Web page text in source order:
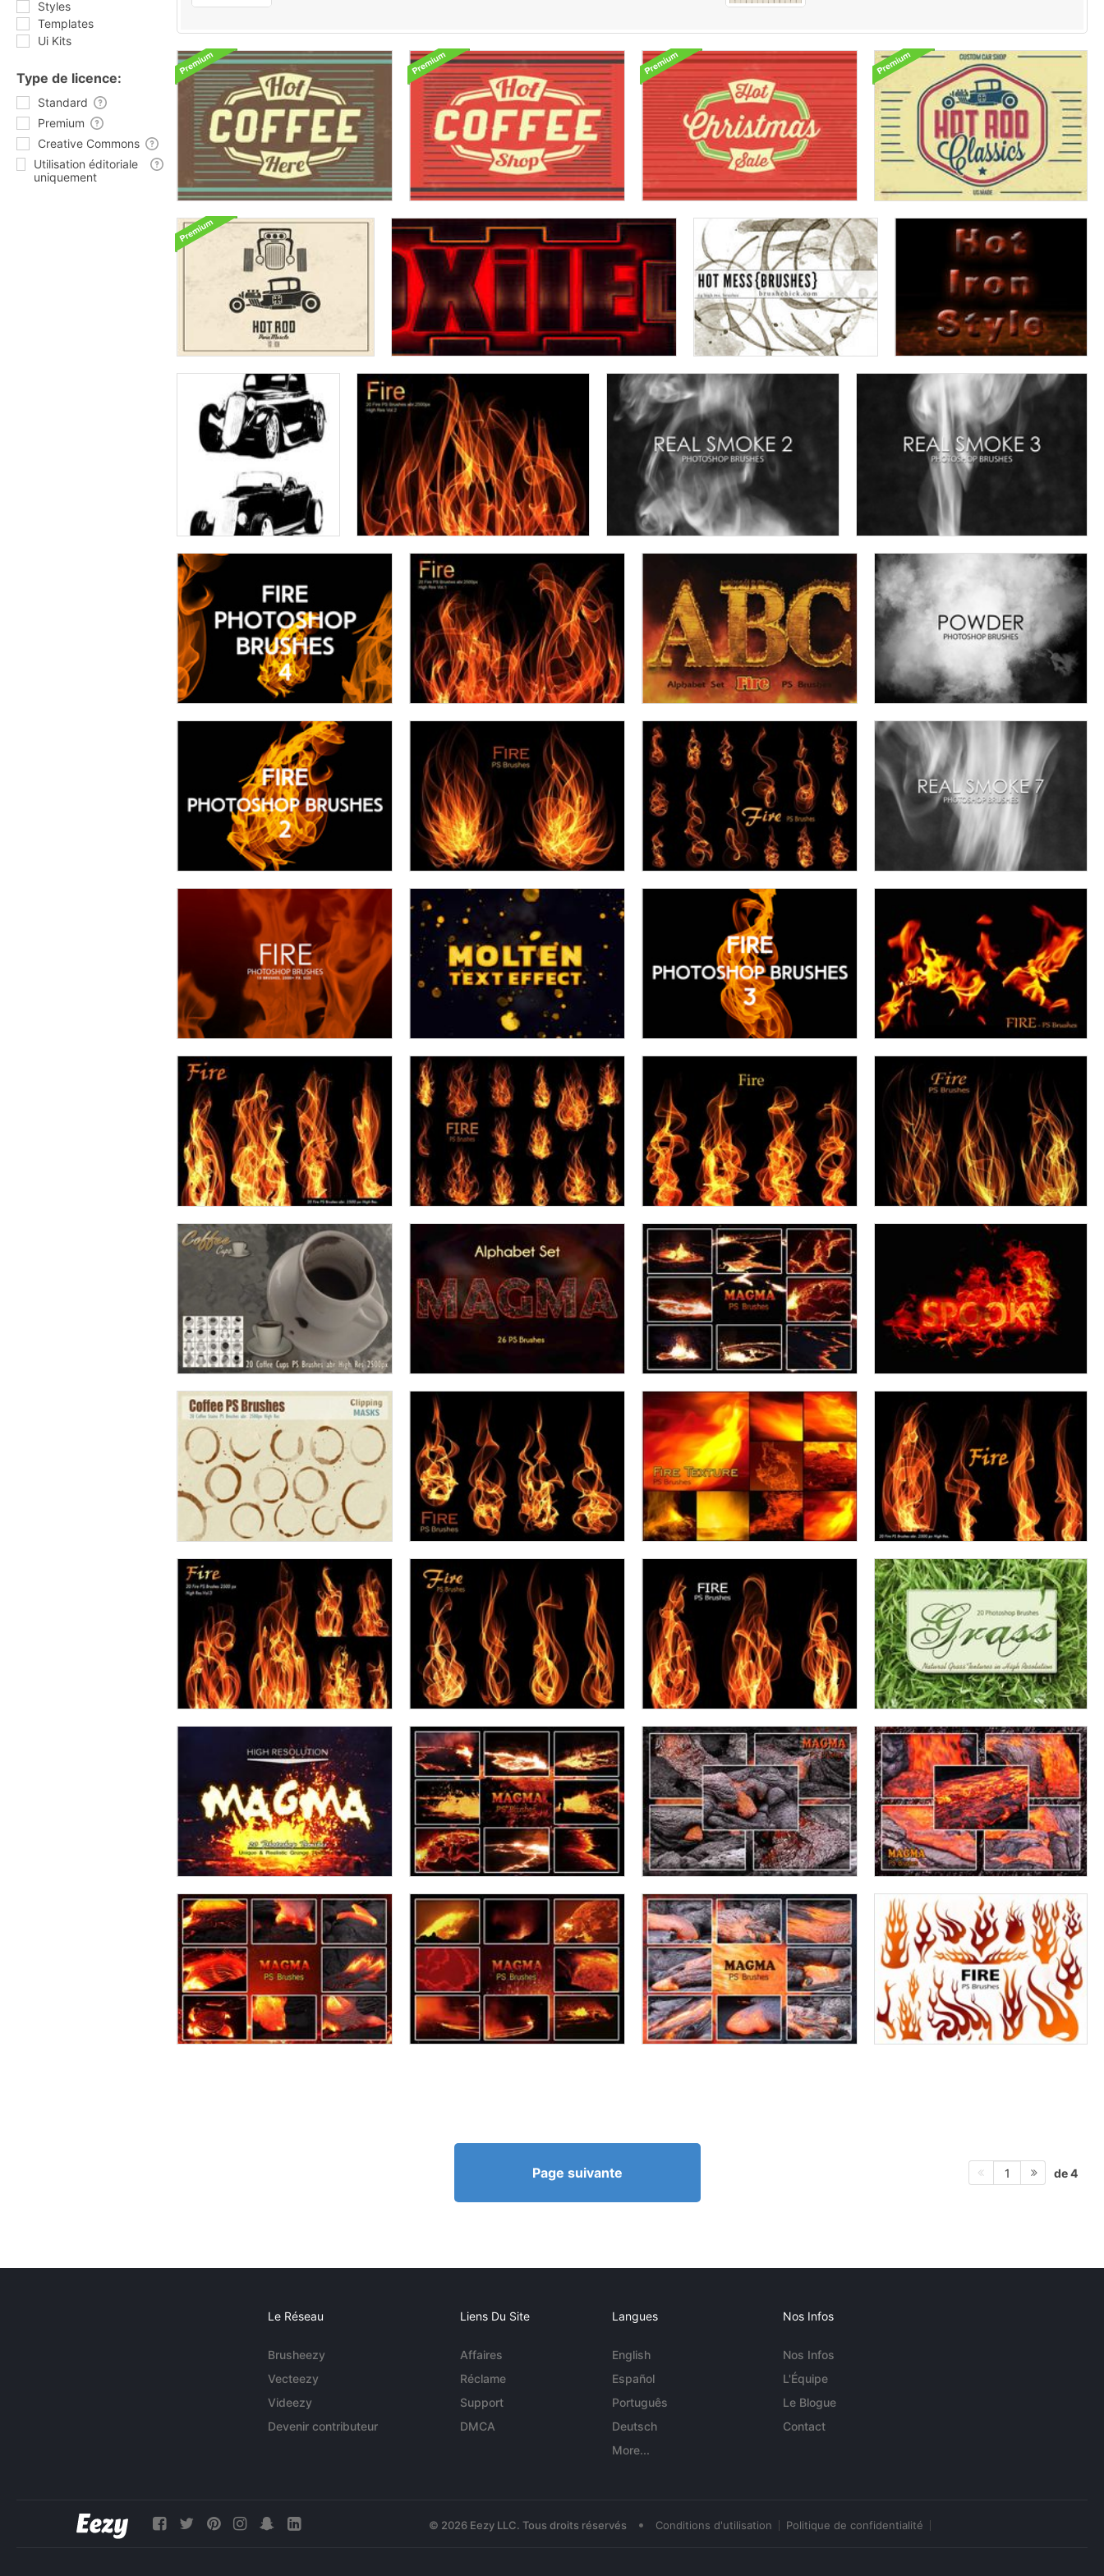
Styles
Templates
Ui Kits
Type de licence:
Standard
Premium
Creative Commons
Utilisation éditoriale
uniquement
Page suivante 1 de 4
Le Réseau
Brusheezy
Vecteezy
Videezy
Devenir contributeur
Liens Du Site
Affaires
Réclame
Support
DMCA
Langues
English
Español
Português
Deutsch
More...
Nos Infos
Nos Infos
L'Équipe
Le Blogue
Contact
© 2026 Eezy LLC. Tous droits réservés • Conditions d'utilisation Politique de confidentialité